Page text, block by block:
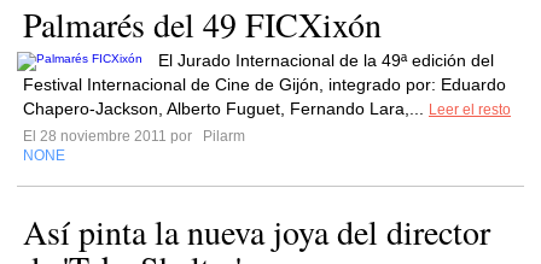
Palmarés del 49 FICXixón
El Jurado Internacional de la 49ª edición del
Festival Internacional de Cine de Gijón, integrado por: Eduardo
Chapero-Jackson, Alberto Fuguet, Fernando Lara,...
Leer el resto
El 28 noviembre 2011 por
Pilarm
NONE
Así pinta la nueva joya del director